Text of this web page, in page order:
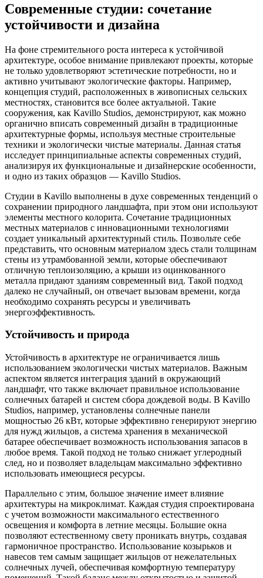
Современные студии: сочетание
устойчивости и дизайна
На фоне стремительного роста интереса к устойчивой
архитектуре, особое внимание привлекают проекты, которые
не только удовлетворяют эстетические потребности, но и
активно учитывают экологические факторы. Например,
концепция студий, расположенных в живописных сельских
местностях, становится все более актуальной. Такие
сооружения, как Kavillo Studios, демонстрируют, как можно
органично вписать современный дизайн в традиционные
архитектурные формы, используя местные строительные
техники и экологически чистые материалы. Данная статья
исследует принципиальные аспекты современных студий,
анализируя их функциональные и дизайнерские особенности,
и одно из таких образцов — Kavillo Studios.
Студии в Kavillo выполнены в духе современных тенденций о
сохранении природного ландшафта, при этом они используют
элементы местного колорита. Сочетание традиционных
местных материалов с инновационными технологиями
создает уникальный архитектурный стиль. Позвольте себе
представить, что основным материалом здесь стали толщинам
стены из утрамбованной земли, которые обеспечивают
отличную теплоизоляцию, а крыши из оцинкованного
металла придают зданиям современный вид. Такой подход
далеко не случайный, он отвечает вызовам времени, когда
необходимо сохранять ресурсы и увеличивать
энергоэффективность.
Устойчивость и природа
Устойчивость в архитектуре не ограничивается лишь
использованием экологически чистых материалов. Важным
аспектом является интеграция зданий в окружающий
ландшафт, что также включает правильное использование
солнечных батарей и систем сбора дождевой воды. В Kavillo
Studios, например, установлены солнечные панели
мощностью 26 кВт, которые эффективно генерируют энергию
для нужд жильцов, а система хранения в механической
батарее обеспечивает возможность использования запасов в
любое время. Такой подход не только снижает углеродный
след, но и позволяет владельцам максимально эффективно
использовать имеющиеся ресурсы.
Параллельно с этим, большое значение имеет влияние
архитектуры на микроклимат. Каждая студия спроектирована
с учетом возможности максимального естественного
освещения и комфорта в летние месяцы. Большие окна
позволяют естественному свету проникать внутрь, создавая
гармоничное пространство. Использование козырьков и
навесов тем самым защищает жильцов от нежелательных
солнечных лучей, обеспечивая комфортную температуру